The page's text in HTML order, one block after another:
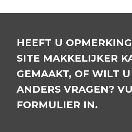
HEEFT U
SITE MAKKELIJKER
GEMAAKT, OF WILT
ANDERS VRAGEN?
FORMULIER IN.